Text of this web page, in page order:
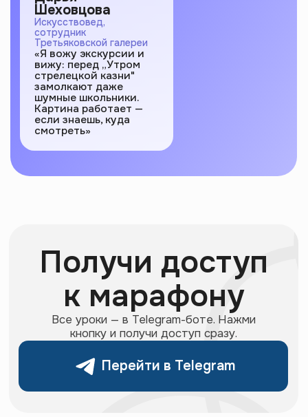
Получи доступ
к марафону
Все уроки — в Telegram-боте. Нажми
кнопку и получи доступ сразу.